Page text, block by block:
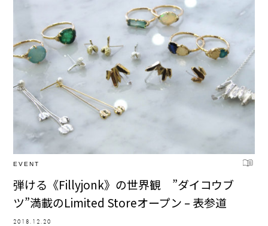
EVENT
弾ける《Fillyjonk》の世界観 ”ダイコウブ
ツ”満載のLimited Storeオープン – 表参道
2018.12.20